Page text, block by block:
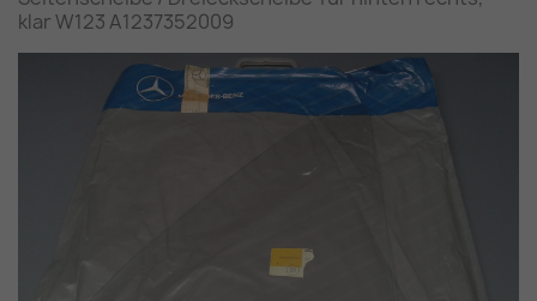
klar W123 A1237352009